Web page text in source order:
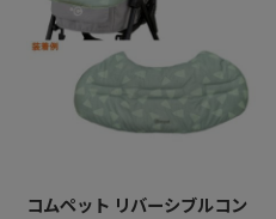
コムペット リバーシブルコン